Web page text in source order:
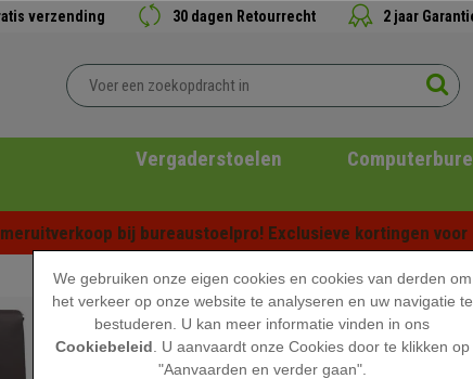
verzending 30 dagen Retourrecht 2 jaar
Vergaderstoelen
bij bureaustoelpro! Exclusieve kortingen
We gebruiken onze eigen cookies en cookies van derden om
het verkeer op onze website te analyseren en uw navigatie te
bestuderen. U kan meer informatie vinden in ons
Cookiebeleid . U aanvaardt onze Cookies door te klikken op
"Aanvaarden en verder gaan".